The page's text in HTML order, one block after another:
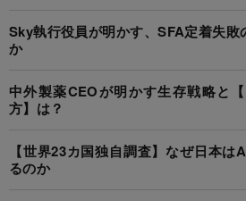
Sky執行役員が明かす、SFA定着失
か
中外製薬CEOが明かす生存戦略と
方】は？
【世界23カ国独自調査】なぜ日本
るのか